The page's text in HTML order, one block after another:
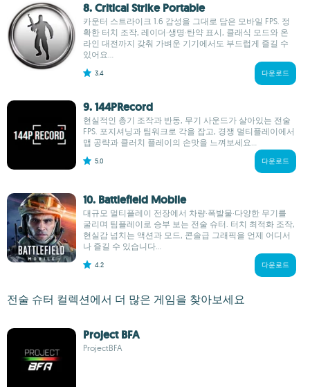
8. Critical Strike Portable
카운터 스트라이크 1.6 감성을 그대로 담은 모바일 FPS. 정
확한 터치 조작, 레이더·생명·탄약 표시, 클래식 모드와 온
라인 대전까지 갖춰 가벼운 기기에서도 부드럽게 즐길 수
있어요...
3.4 다운로드
9. 144PRecord
현실적인 총기 조작과 반동, 무기 사운드가 살아있는 전술
FPS. 포지셔닝과 팀워크로 각을 잡고, 경쟁 멀티플레이에서
맵 공략과 클러치 플레이의 손맛을 느껴보세요...
5.0 다운로드
10. Battlefield Mobile
대규모 멀티플레이 전장에서 차량·폭발물·다양한 무기를
굴리며 팀플레이로 승부 보는 전술 슈터. 터치 최적화 조작,
현실감 넘치는 액션과 모드, 콘솔급 그래픽을 언제 어디서
나 즐길 수 있습니다...
4.2 다운로드
전술 슈터 컬렉션에서 더 많은 게임을 찾아보세요
Project BFA
ProjectBFA